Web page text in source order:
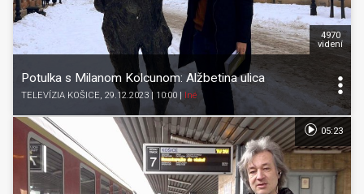
Potulka s Milanom Kolcunom: Alžbetina ulica
TELEVÍZIA KOŠICE, 29.12.2023 | 10:00 | Iné
4970
videní
05:23